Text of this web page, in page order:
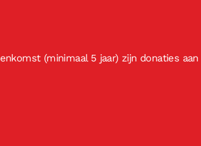
(minimaal 5 jaar) zijn donaties